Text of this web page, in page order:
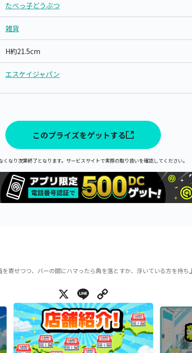
たべっ子どうぶつ
雑貨
H約21.5cm
エスケイジャパン
このプライズをゲットする
くなり次第終了となります。サービスサイトで実際の取り扱いを確認してください。
寄せつつ、バーの間にハマったら角を落とすか、浮いている方を持
X Line